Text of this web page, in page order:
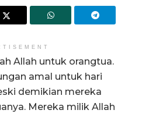
Allah untuk orangtua.
amal untuk hari
demikian mereka
Mereka milik Allah